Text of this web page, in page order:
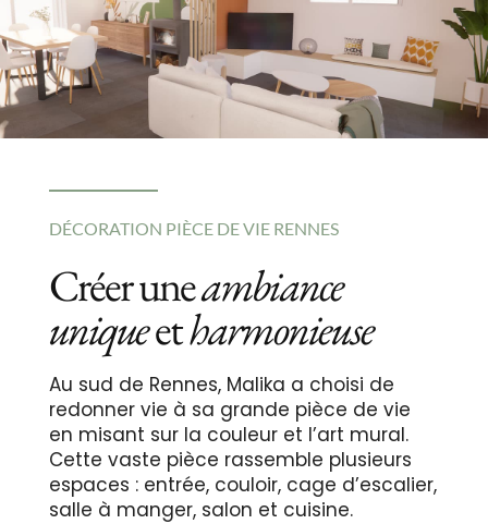
DÉCORATION PIÈCE DE VIE RENNES
Créer uneambiance
uniqueetharmonieuse
Au sud de Rennes, Malika a choisi de
redonner vie à sa grande pièce de vie
en misant sur la couleur et l’art mural.
Cette vaste pièce rassemble plusieurs
espaces : entrée, couloir, cage d’escalier,
salle à manger, salon et cuisine.